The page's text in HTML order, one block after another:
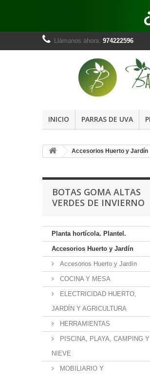
Llámanos ahora: 974222596
INICIO PARRAS DE UVA
Accesorios Huerto y Jardín
BOTAS GOMA ALTAS
VERDES DE INVIERNO
Planta hortícola. Plantel.
Accesorios Huerto y Jardín
Accesorios Huerto y Jardín
COCINA Y MESA
ELECTRICIDAD HUERTO,
JARDÍN Y AGRICULTURA
HERRAMIENTAS
PISCINA, PLAYA, CAMPING Y
NIEVE
MOBILIARIO Y